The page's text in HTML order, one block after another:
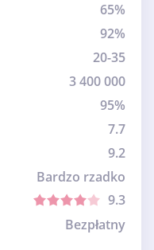
65%
92%
20-35
3 400 000
95%
7.7
9.2
Bardzo rzadko
9.3
Bezpłatny